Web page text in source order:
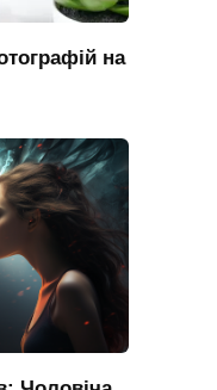
на